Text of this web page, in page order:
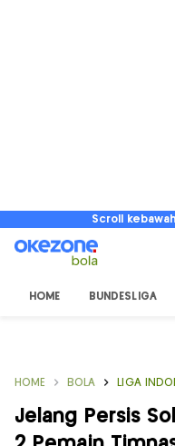
Scroll
HOME BUNDESLIGA
HOME BOLA LIGA
Jelang Persis